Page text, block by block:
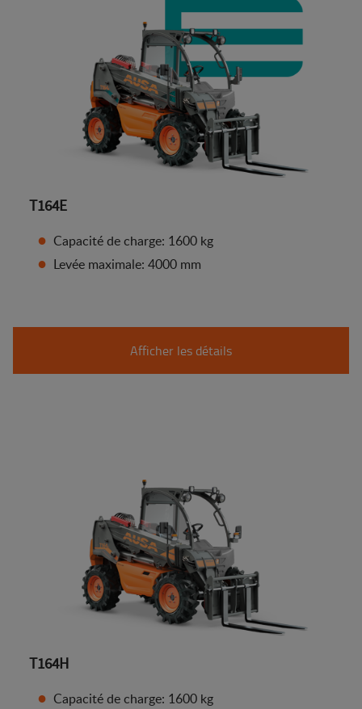
T164E
Capacité de charge: 1600 kg
Levée maximale: 4000 mm
Afficher les détails
T164H
Capacité de charge: 1600 kg